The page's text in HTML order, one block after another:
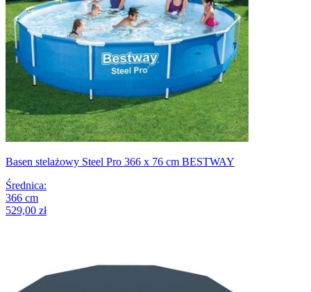
Basen stelażowy Steel Pro 366 x 76 cm BESTWAY
Średnica:
366 cm
529,00 zł